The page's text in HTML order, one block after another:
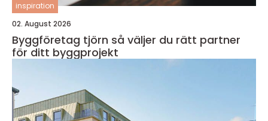
inspiration
02. August 2026
Byggföretag tjörn så väljer du rätt partner
för ditt byggprojekt